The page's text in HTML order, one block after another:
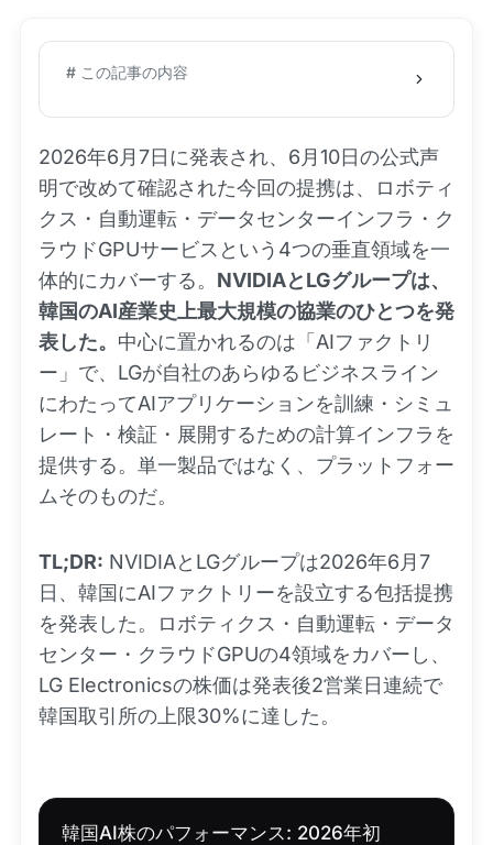
# この記事の内容
2026年6月7日に発表され、6月10日の公式声
明で改めて確認された今回の提携は、ロボティ
クス・自動運転・データセンターインフラ・ク
ラウドGPUサービスという4つの垂直領域を一
体的にカバーする。 NVIDIAとLGグループは、
韓国のAI産業史上最大規模の協業のひとつを発
表した。 中心に置かれるのは「AIファクトリ
ー」で、LGが自社のあらゆるビジネスライン
にわたってAIアプリケーションを訓練・シミュ
レート・検証・展開するための計算インフラを
提供する。単一製品ではなく、プラットフォー
ムそのものだ。
TL;DR: NVIDIAとLGグループは2026年6月7
日、韓国にAIファクトリーを設立する包括提携
を発表した。ロボティクス・自動運転・データ
センター・クラウドGPUの4領域をカバーし、
LG Electronicsの株価は発表後2営業日連続で
韓国取引所の上限30%に達した。
韓国AI株のパフォーマンス: 2026年初